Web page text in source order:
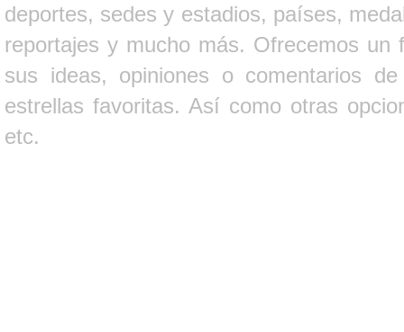
deportes, sedes y estadios, países,
reportajes y mucho más. Ofrecemos un
sus ideas, opiniones o comentarios
estrellas favoritas. Así como otras
etc.